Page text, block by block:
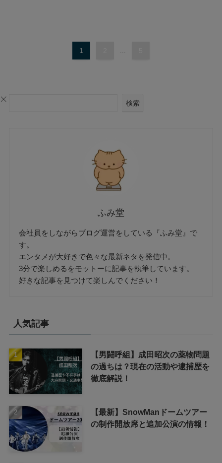
1
検索
ふみ堂
会社員をしながらブログ運営をしている『ふみ堂』で
す。
エンタメが大好きで色々な最新ネタを発信中。
3分で楽しめるをモットーに記事を執筆しています。
好きな記事を見つけて楽しんでください！
人気記事
【男闘呼組】成田昭次の薬物問題
の過ちは？現在の活動や逮捕歴を
徹底解説！
【最新】SnowManドームツアー
の制作開放席と追加公演の情報！